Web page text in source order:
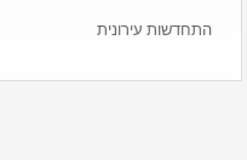
התחדשות עירונית